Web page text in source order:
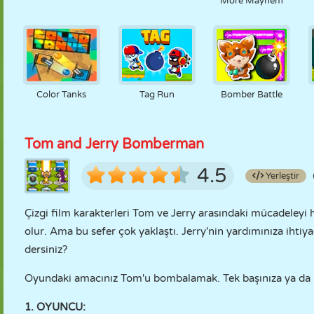
Color Tanks Tag Run Bomber Battle
Tom and Jerry Bomberman
4.5 Yerleştir
Çizgi film karakterleri Tom ve Jerry arasındaki mücadeleyi
olur. Ama bu sefer çok yaklaştı. Jerry'nin yardımınıza
dersiniz?
Oyundaki amacınız Tom'u bombalamak. Tek başınıza ya
1. OYUNCU: